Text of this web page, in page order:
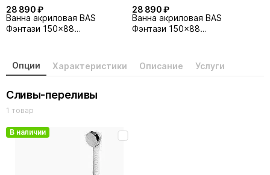
28 890 ₽
Ванна акриловая BAS
Фэнтази 150x88
28 890 ₽
Ванна акриловая BAS
Фэнтази 150x88
Опции Характеристики Описание Услуги
Сливы-переливы
1 товар
В наличии